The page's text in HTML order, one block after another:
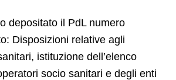
depositato il PdL numero
Disposizioni relative agli
istituzione dell’elenco
socio sanitari e degli enti